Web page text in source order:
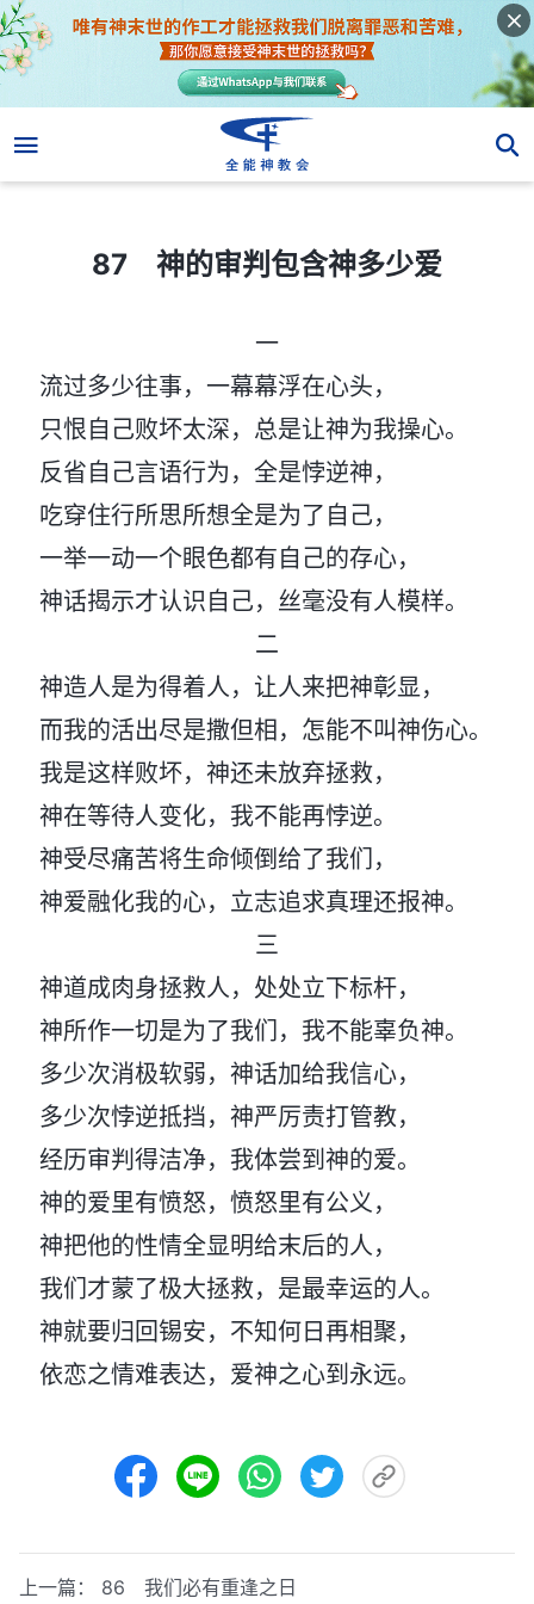
87 神的审判包含神多少爱
87 神的审判包含神多少爱
一
流过多少往事，一幕幕浮在心头，
只恨自己败坏太深，总是让神为我操心。
反省自己言语行为，全是悖逆神，
吃穿住行所思所想全是为了自己，
一举一动一个眼色都有自己的存心，
神话揭示才认识自己，丝毫没有人模样。
二
神造人是为得着人，让人来把神彰显，
而我的活出尽是撒但相，怎能不叫神伤心。
我是这样败坏，神还未放弃拯救，
神在等待人变化，我不能再悖逆。
神受尽痛苦将生命倾倒给了我们，
神爱融化我的心，立志追求真理还报神。
三
神道成肉身拯救人，处处立下标杆，
神所作一切是为了我们，我不能辜负神。
多少次消极软弱，神话加给我信心，
多少次悖逆抵挡，神严厉责打管教，
经历审判得洁净，我体尝到神的爱。
神的爱里有愤怒，愤怒里有公义，
神把他的性情全显明给末后的人，
我们才蒙了极大拯救，是最幸运的人。
神就要归回锡安，不知何日再相聚，
依恋之情难表达，爱神之心到永远。
上一篇： 86 我们必有重逢之日